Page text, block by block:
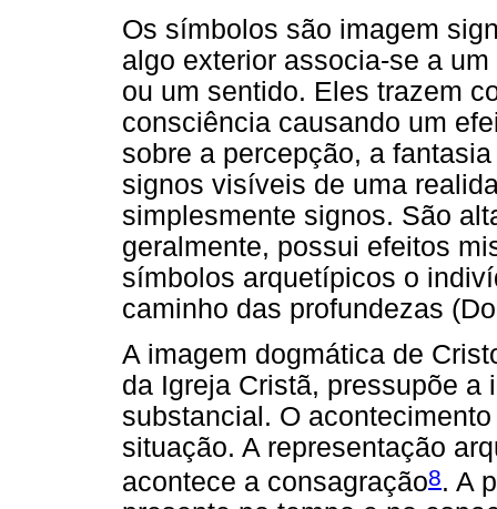
Os símbolos são imagem
algo exterior associa-se a
ou um sentido. Eles trazem
consciência causando um
sobre a percepção, a
signos visíveis de uma
simplesmente signos. São
geralmente, possui efeitos
símbolos arquetípicos o
caminho das profundezas
A imagem dogmática de
da Igreja Cristã, pressupõe a
substancial. O
situação. A representação
acontece a consagração8. A